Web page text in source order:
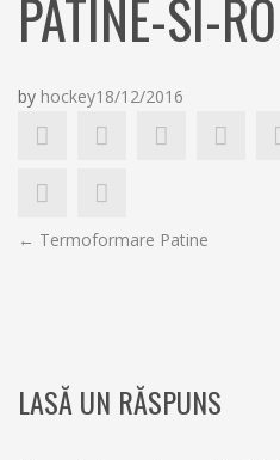
h
PATINE-SI-
by hockey18/12/2016
NAVIGARE
← Termoformare Patine
LASĂ UN RĂSPUNS